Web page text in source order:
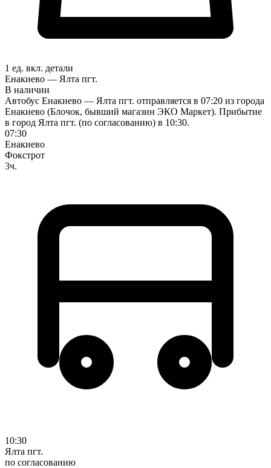
1 ед. вкл. детали
Енакиево — Ялта пгт.
В наличии
Автобус Енакиево — Ялта пгт. отправляется в 07:20 из города
Енакиево (Блочок, бывший магазин ЭКО Маркет). Прибытие
в город Ялта пгт. (по согласованию) в 10:30.
07:30
Енакиево
Фокстрот
3ч.
10:30
Ялта пгт.
по согласованию